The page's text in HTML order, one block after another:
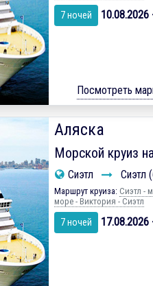
7 ночей 10.08.2026
Посмотреть
Аляска
Морской круиз
Сиэтл Сиэтл
Маршрут круиза: Сиэтл -
море - Виктория - Сиэтл
7 ночей 17.08.2026